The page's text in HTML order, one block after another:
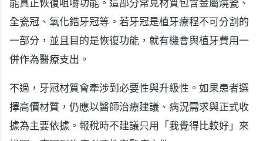
能真正恢復咀嚼功能。這部分常見材質包含金屬燒瓷、
全瓷冠、氧化鋯牙冠等。若牙冠是植牙療程不可分割的
一部分，並且目的是恢復功能，就有機會與植牙費用一
併作為醫療支出。
不過，牙冠材質會牽涉到必要性與升級性。如果患者選
擇高價材質，仍應以醫師治療建議、病況需求與正式收
據為主要依據。報稅時不建議只用「我覺得比較好」來